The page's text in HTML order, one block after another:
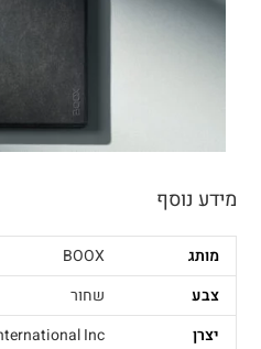
מידע נוסף
מותג
BOOX
צבע
שחור
יצרן
Inc